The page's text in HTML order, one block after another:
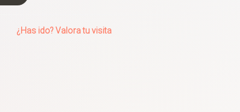
¿Has ido? Valora tu visita